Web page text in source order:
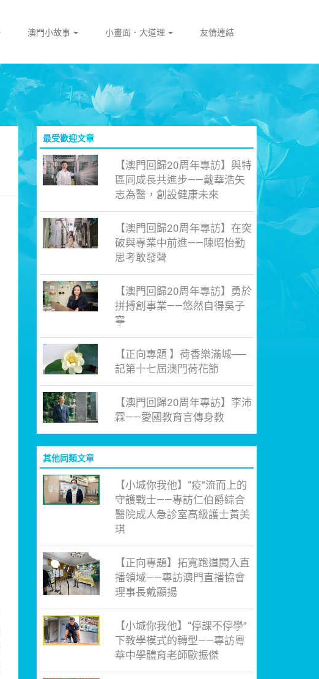
澳門小故事 小畫面．大道理 友情連結
最受歡迎文章
【澳門回歸20周年專訪】與特
區同成長共進步——戴華浩矢
志為醫，創設健康未來
【澳門回歸20周年專訪】在突
破與專業中前進——陳昭怡勤
思考敢發聲
【澳門回歸20周年專訪】勇於
拼搏創事業——悠然自得吳子
寧
【正向專題 】荷香樂滿城──
記第十七屆澳門荷花節
【澳門回歸20周年專訪】李沛
霖——愛國教育言傳身教
其他同類文章
【小城你我他】“疫”流而上的
守護戰士——專訪仁伯爵綜合
醫院成人急診室高級護士黃美
琪
【正向專題】拓寬跑道闖入直
播領域——專訪澳門直播協會
理事長戴顯揚
【小城你我他】“停課不停學”
下教學模式的轉型——專訪粵
華中學體育老師歐振傑